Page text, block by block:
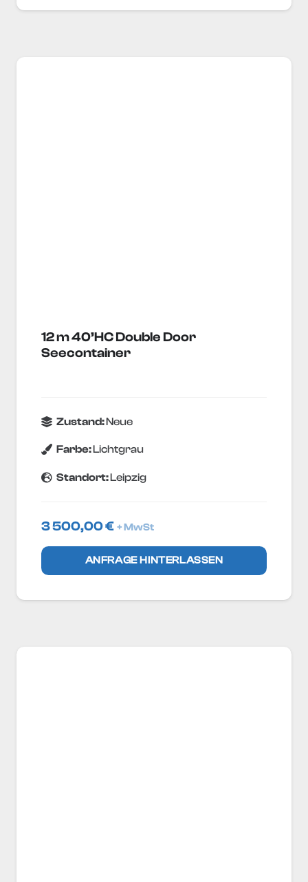
12 m 40’HC Double Door
Seecontainer
Zustand:Neue
Farbe:Lichtgrau
Standort:Leipzig
3 500,00€ + MwSt
ANFRAGE HINTERLASSEN